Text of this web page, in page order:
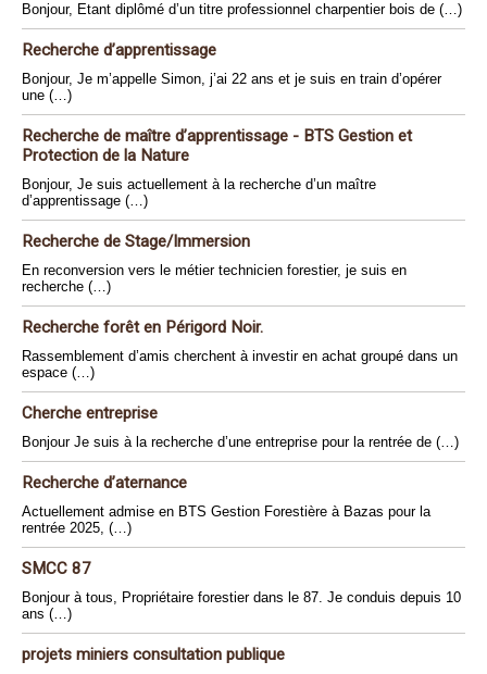
Bonjour, Etant diplômé d’un titre professionnel charpentier bois de (…)
Recherche d’apprentissage
Bonjour, Je m’appelle Simon, j’ai 22 ans et je suis en train d’opérer
une (…)
Recherche de maître d’apprentissage - BTS Gestion et
Protection de la Nature
Bonjour, Je suis actuellement à la recherche d’un maître
d’apprentissage (…)
Recherche de Stage/Immersion
En reconversion vers le métier technicien forestier, je suis en
recherche (…)
Recherche forêt en Périgord Noir.
Rassemblement d’amis cherchent à investir en achat groupé dans un
espace (…)
Cherche entreprise
Bonjour Je suis à la recherche d’une entreprise pour la rentrée de (…)
Recherche d’aternance
Actuellement admise en BTS Gestion Forestière à Bazas pour la
rentrée 2025, (…)
SMCC 87
Bonjour à tous, Propriétaire forestier dans le 87. Je conduis depuis 10
ans (…)
projets miniers consultation publique